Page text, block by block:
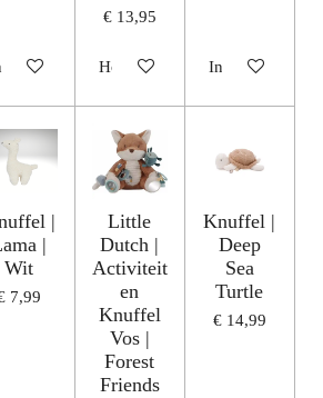
winkelwagen
€ 13,95
Houd mij op de hoogteIn winkelwagen
|
|
Wit
7,99
Little
Dutch |
Activiteit
en
Knuffel
Vos |
Forest
Friends
Knuffel |
Deep
Sea
Turtle
€ 14,99